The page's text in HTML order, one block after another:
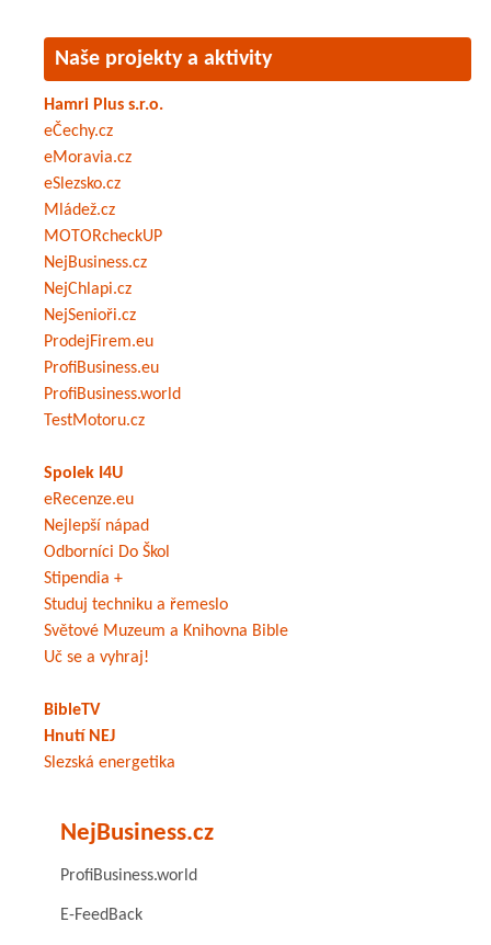
Naše projekty a aktivity
Hamri Plus s.r.o.
eČechy.cz
eMoravia.cz
eSlezsko.cz
Mládež.cz
MOTORcheckUP
NejBusiness.cz
NejChlapi.cz
NejSenioři.cz
ProdejFirem.eu
ProfiBusiness.eu
ProfiBusiness.world
TestMotoru.cz
Spolek I4U
eRecenze.eu
Nejlepší nápad
Odborníci Do Škol
Stipendia +
Studuj techniku a řemeslo
Světové Muzeum a Knihovna Bible
Uč se a vyhraj!
BibleTV
Hnutí NEJ
Slezská energetika
NejBusiness.cz
ProfiBusiness.world
E-FeedBack